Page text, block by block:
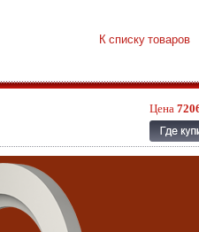
К списку товаров
Цена